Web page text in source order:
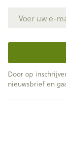
Door op
nieuwsbrief en